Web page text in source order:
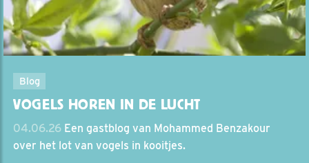
Blog
VOGELS HOREN IN DE LUCHT
04.06.26 Een gastblog van Mohammed Benzakour
over het lot van vogels in kooitjes.